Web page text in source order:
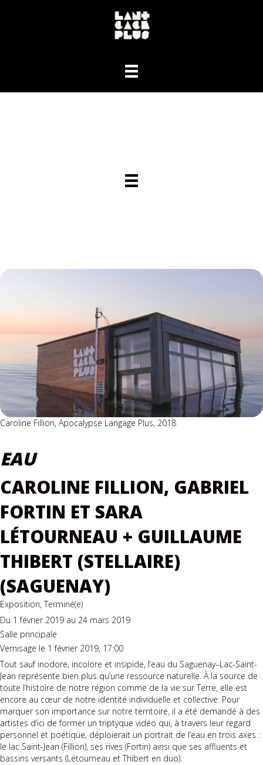
Caroline Fillion, Apocalypse Langage Plus, 2018
EAU
CAROLINE FILLION, GABRIEL
FORTIN ET SARA
LÉTOURNEAU + GUILLAUME
THIBERT (STELLAIRE)
(SAGUENAY)
Exposition, Terminé(e)
Du 1 février 2019 au 24 mars 2019
Salle principale
Vernisage le 1 février 2019, 17:00
Tout sauf inodore, incolore et insipide, l’eau du Saguenay–Lac-Saint-
Jean représente bien plus qu’une ressource naturelle. À la source de
toute l’histoire de notre région comme de la vie sur Terre, elle est
encore au cœur de notre identité individuelle et collective. Pour
marquer son importance sur notre territoire, il a été demandé à des
artistes d’ici de former un triptyque vidéo qui, à travers leur regard
personnel et poétique, déploierait un portrait de l’eau en trois axes :
le lac Saint-Jean (Fillion), ses rives (Fortin) ainsi que ses affluents et
bassins versants (Létourneau et Thibert en duo).